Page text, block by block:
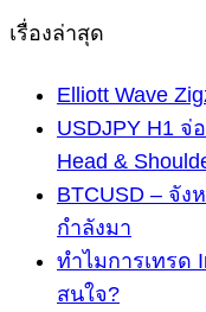
เรื่องล่าสุด
Elliott Wave
USDJPY H1 จ่
Head &
BTCUSD – จัง
กำลังมา
ทำไมการเทรด
สนใจ?